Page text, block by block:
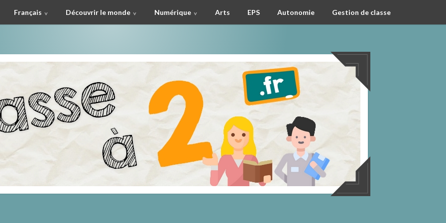
Français Découvrir le monde Numérique Arts EPS Autonomie Gestion de classe